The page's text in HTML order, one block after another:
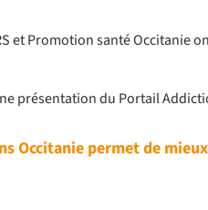
et Promotion santé
présentation du Portail
Occitanie permet de